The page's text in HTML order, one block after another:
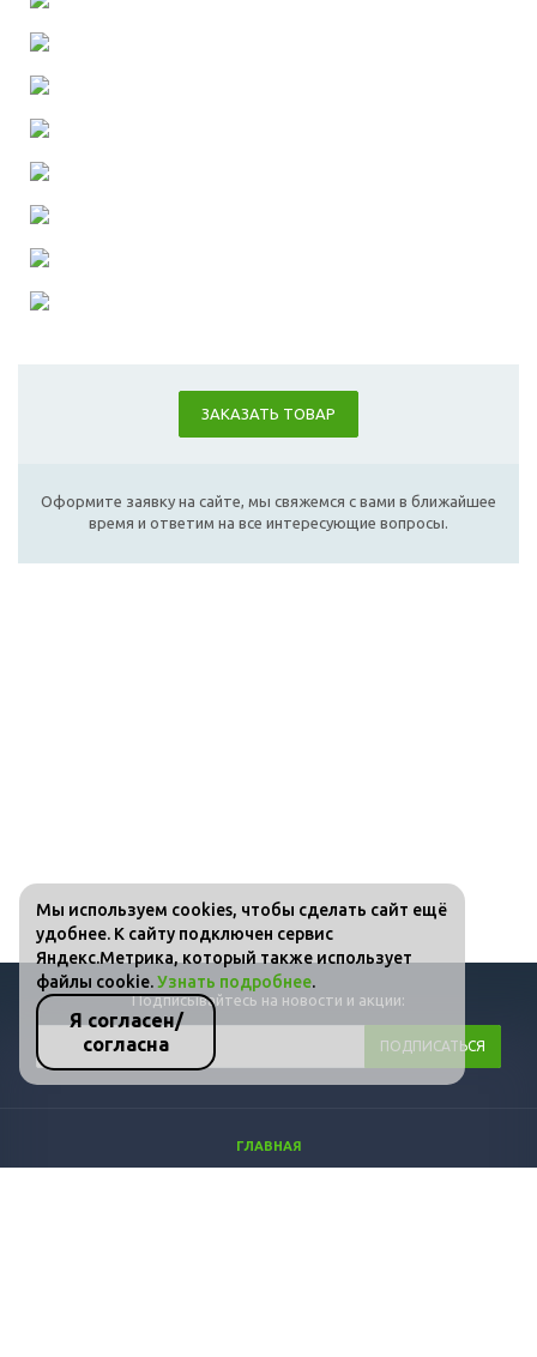
ЗАКАЗАТЬ ТОВАР
Оформите заявку на сайте, мы свяжемся с вами в ближайшее
время и ответим на все интересующие вопросы.
Подписывайтесь на новости и акции:
ГЛАВНАЯ
Мы используем cookies, чтобы сделать сайт ещё
удобнее. К сайту подключен сервис
Яндекс.Метрика, который также использует
файлы cookie.Узнать подробнее.
Я согласен/
согласна